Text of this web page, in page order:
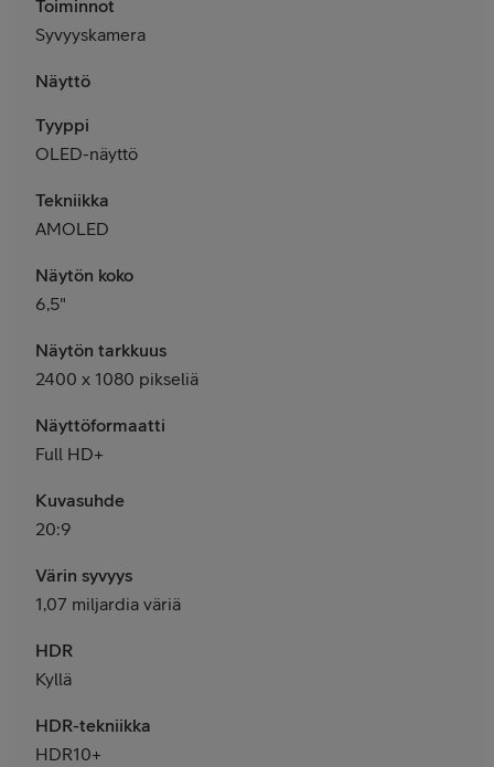
Toiminnot
Syvyyskamera
Näyttö
Tyyppi
OLED-näyttö
Tekniikka
AMOLED
Näytön koko
6,5"
Näytön tarkkuus
2400 x 1080 pikseliä
Näyttöformaatti
Full HD+
Kuvasuhde
20:9
Värin syvyys
1,07 miljardia väriä
HDR
Kyllä
HDR-tekniikka
HDR10+